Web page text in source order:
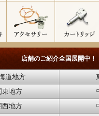
店舗のご紹介全国展開中！
道地方
東地方
西地方